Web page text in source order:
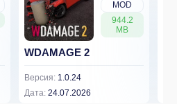
MOD
944.2
MB
WDAMAGE 2
Версия: 1.0.24
Дата: 24.07.2026